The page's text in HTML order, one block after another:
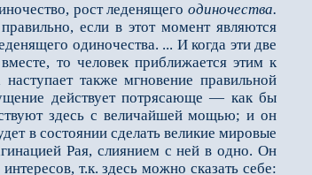
рост леденящегоодиночества.
если в этот момент являются
одиночества. ... И когда эти две
то человек приближается этим к
также мгновение правильной
действует потрясающе — как бы
здесь с вели­чайшей мощью; и он
в состоянии сделать великие мировые
Рая, слиянием с ней в одно. Он
т.к. здесь можно сказать себе: